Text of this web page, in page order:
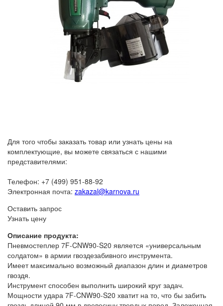
Для того чтобы заказать товар или узнать цены на
комплектующие, вы можете связаться с нашими
представителями:
Телефон: +7 (499) 951-88-92
Электронная почта: zakazal@karnova.ru
Оставить запрос
Узнать цену
Описание продукта:
Пневмостеплер 7F-CNW90-S20 является «универсальным
солдатом» в армии гвоздезабивного инструмента.
Имеет максимально возможный диапазон длин и диаметров
гвоздя.
Инструмент способен выполнить широкий круг задач.
Мощности удара 7F-CNW90-S20 хватит на то, что бы забить